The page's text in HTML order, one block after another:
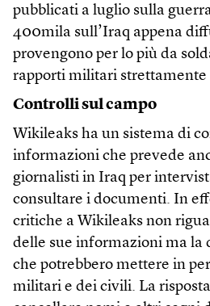
pubblicati a luglio sulla
400mila sull’Iraq appena
provengono per lo più da
rapporti militari strettamente
Controlli sul campo
Wikileaks ha un sistema di
informazioni che prevede
giornalisti in Iraq per
consultare i documenti. In
critiche a Wikileaks non
delle sue informazioni ma la
che potrebbero mettere in
militari e dei civili. La